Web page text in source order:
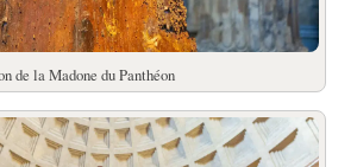
de la Madone du Panthéon